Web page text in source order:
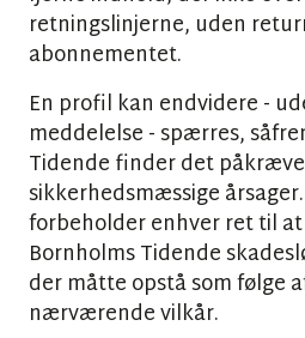
retningslinjerne, uden
abonnementet.
En profil kan endvidere -
meddelelse - spærres,
Tidende finder det
sikkerhedsmæssige
forbeholder enhver ret til
Bornholms Tidende
der måtte opstå som følge
nærværende vilkår.